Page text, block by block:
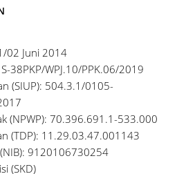
02 Juni 2014
38PKP/WPJ.10/PPK.06/2019
(SIUP): 504.3.1/0105-
(NPWP): 70.396.691.1-533.000
(TDP): 11.29.03.47.001143
9120106730254
(SKD)